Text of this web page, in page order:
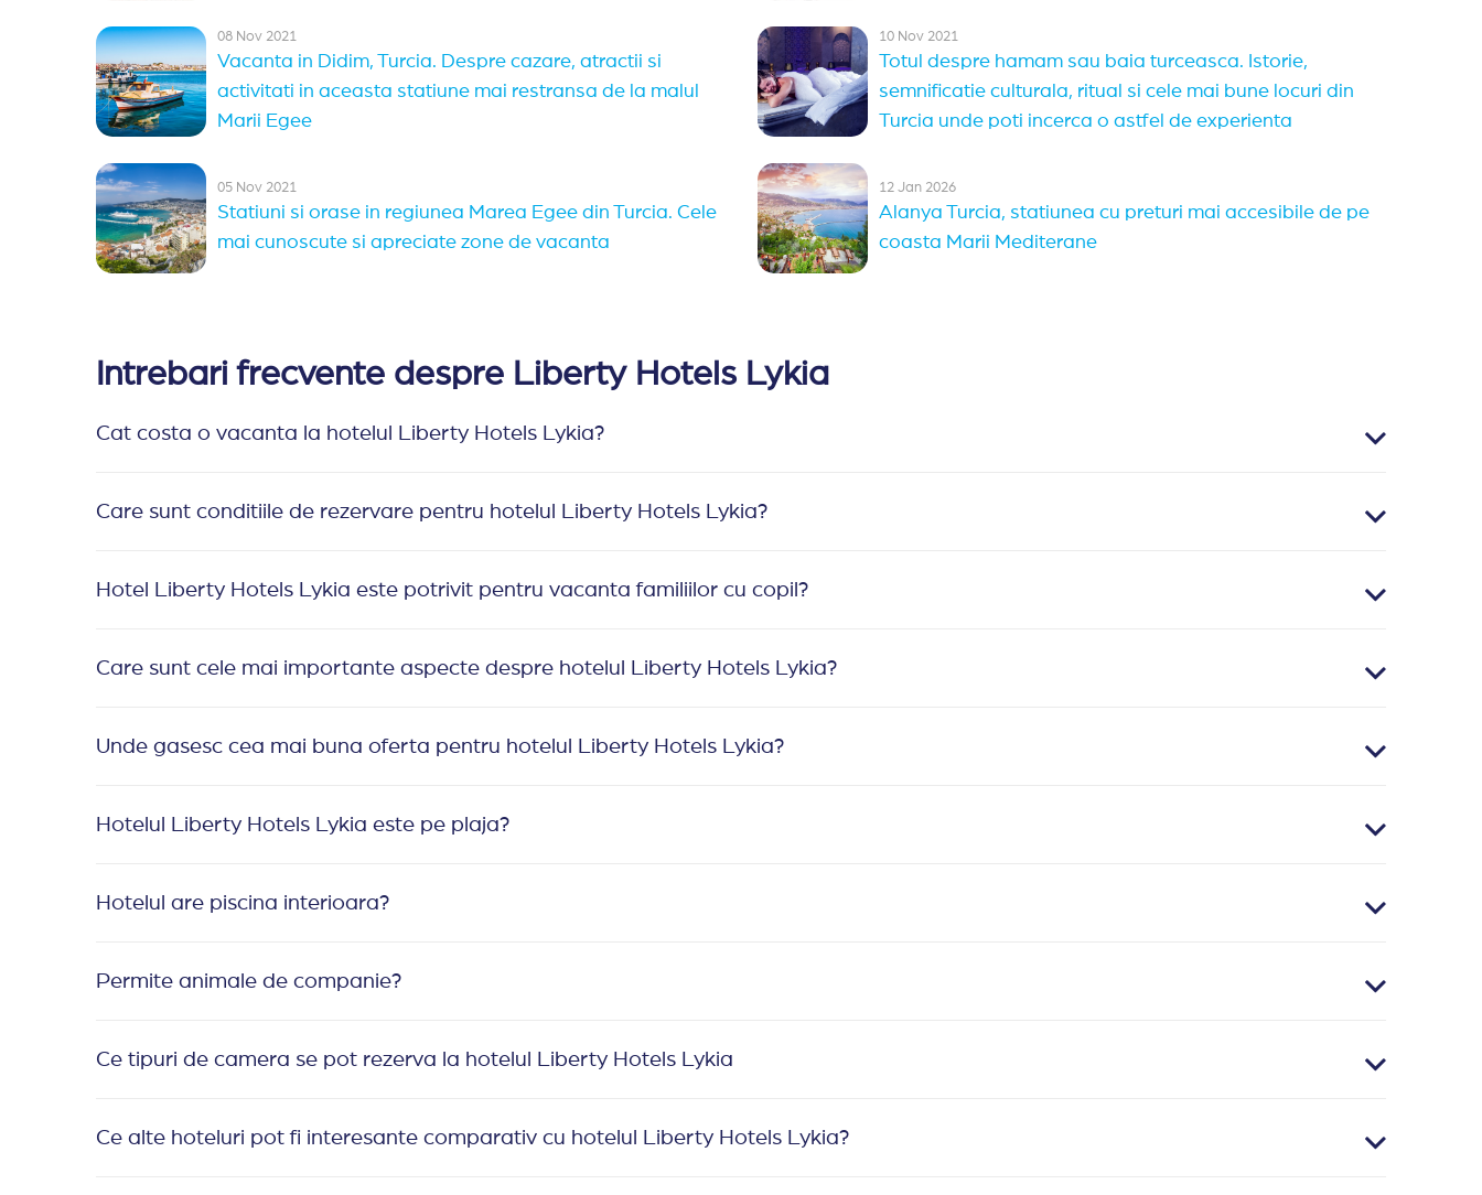
08 Nov 2021
Vacanta in Didim, Turcia. Despre cazare, atractii si
activitati in aceasta statiune mai restransa de la malul
Marii Egee
10 Nov 2021
Totul despre hamam sau baia turceasca. Istorie,
semnificatie culturala, ritual si cele mai bune locuri din
Turcia unde poti incerca o astfel de experienta
05 Nov 2021
Statiuni si orase in regiunea Marea Egee din Turcia. Cele
mai cunoscute si apreciate zone de vacanta
12 Jan 2026
Alanya Turcia, statiunea cu preturi mai accesibile de pe
coasta Marii Mediterane
Intrebari frecvente despre Liberty Hotels Lykia
Cat costa o vacanta la hotelul Liberty Hotels Lykia?
Care sunt conditiile de rezervare pentru hotelul Liberty Hotels Lykia?
Hotel Liberty Hotels Lykia este potrivit pentru vacanta familiilor cu copil?
Care sunt cele mai importante aspecte despre hotelul Liberty Hotels Lykia?
Unde gasesc cea mai buna oferta pentru hotelul Liberty Hotels Lykia?
Hotelul Liberty Hotels Lykia este pe plaja?
Hotelul are piscina interioara?
Permite animale de companie?
Ce tipuri de camera se pot rezerva la hotelul Liberty Hotels Lykia
Ce alte hoteluri pot fi interesante comparativ cu hotelul Liberty Hotels Lykia?